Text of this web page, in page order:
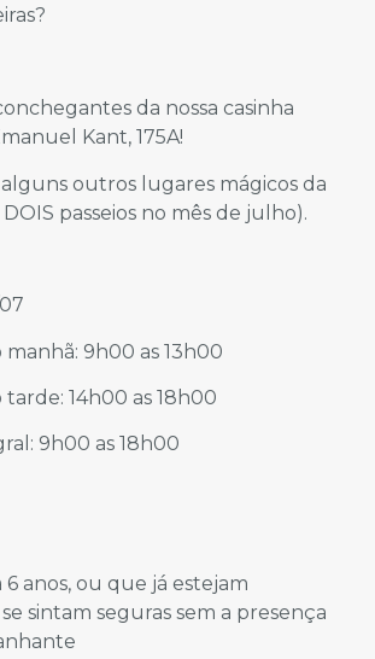
da nossa casinha
Kant, 175A!
outros lugares mágicos da
passeios no mês de julho).
9h00 as 13h00
14h00 as 18h00
9h00 as 18h00
6 anos, ou que já estejam
sintam seguras sem a presença